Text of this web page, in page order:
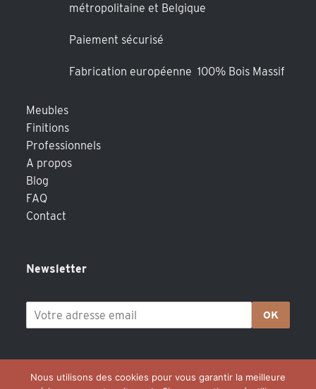
métropolitaine et Belgique
Paiement sécurisé
Fabrication européenne 100% Bois Massif
Meubles
Finitions
Professionnels
A propos
Blog
FAQ
Contact
Newsletter
OK
Nous utilisons des cookies pour vous garantir la meilleure